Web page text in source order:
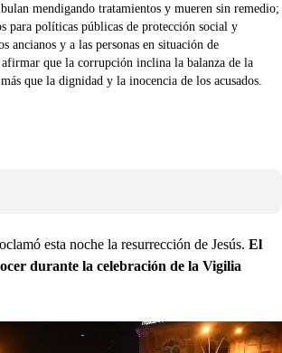
mendigando tratamientos y mueren sin remedio;
para políticas públicas de protección social y
ancianos y a las personas en situación de
que la corrupción inclina la balanza de la
que la dignidad y la inocencia de los acusados.
esta noche la resurrección de Jesús. El
durante la celebración de la Vigilia